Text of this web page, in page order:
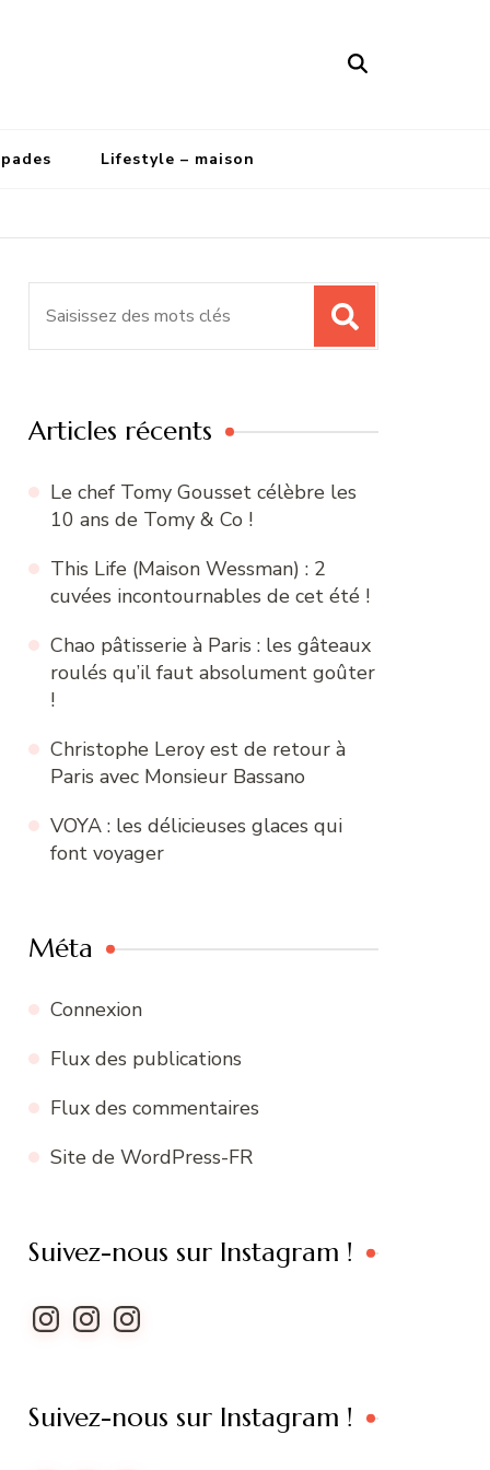
Lifestyle – maison
Articles récents
Le chef Tomy Gousset célèbre les
10 ans de Tomy & Co !
This Life (Maison Wessman) : 2
cuvées incontournables de cet été !
Chao pâtisserie à Paris : les gâteaux
roulés qu’il faut absolument goûter
!
Christophe Leroy est de retour à
Paris avec Monsieur Bassano
VOYA : les délicieuses glaces qui
font voyager
Méta
Connexion
Flux des publications
Flux des commentaires
Site de WordPress-FR
Suivez-nous sur Instagram !
Instagram
InstagramInstagram
Suivez-nous sur Instagram !